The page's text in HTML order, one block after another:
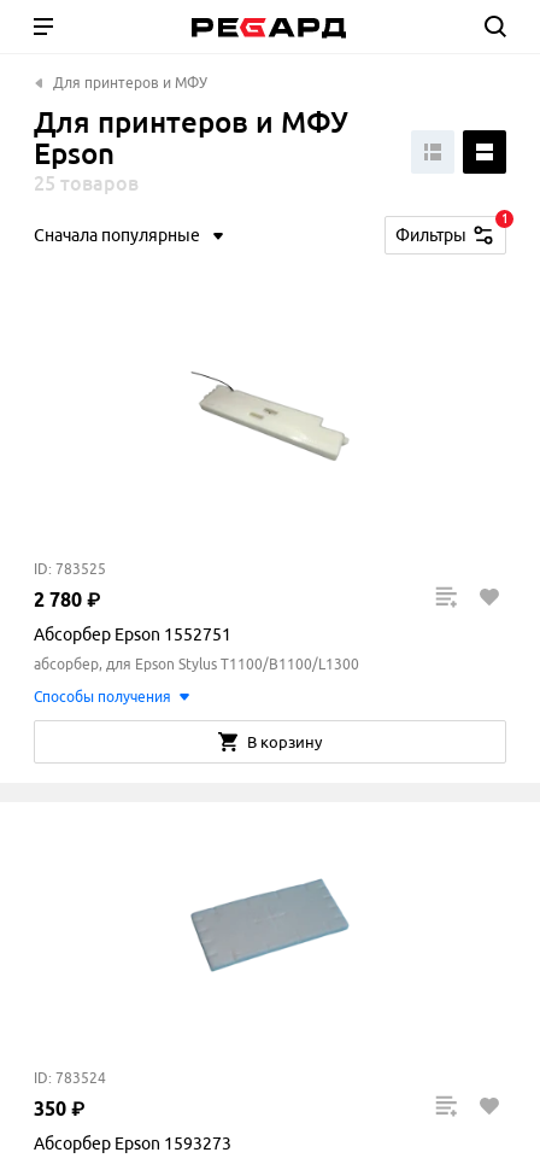
Для принтеров и МФУ
Для принтеров и МФУ
Epson
25 товаров
Сначала популярные Фильтры
1
ID: 783525
2 780 ₽
Абсорбер Epson 1552751
абсорбер, для Epson Stylus T1100/B1100/L1300
Способы получения
В корзину
ID: 783524
350 ₽
Абсорбер Epson 1593273